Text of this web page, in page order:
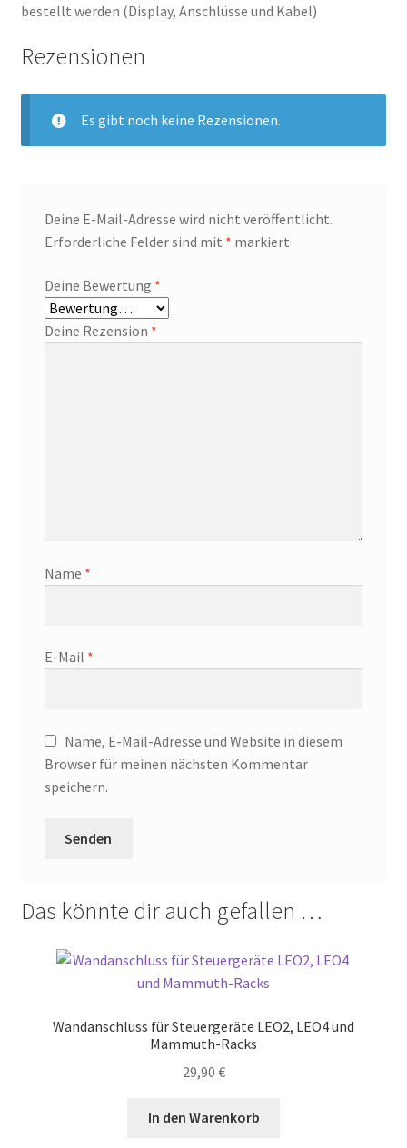
bestellt werden (Display, Anschlüsse und Kabel)
Rezensionen
Es gibt noch keine Rezensionen.
Deine E-Mail-Adresse wird nicht veröffentlicht.
Erforderliche Felder sind mit * markiert
Deine Bewertung *
Deine Rezension *
Name *
E-Mail *
Name, E-Mail-Adresse und Website in diesem
Browser für meinen nächsten Kommentar
speichern.
Das könnte dir auch gefallen …
Wandanschluss für Steuergeräte LEO2, LEO4 und
Mammuth-Racks
29,90 €
In den Warenkorb